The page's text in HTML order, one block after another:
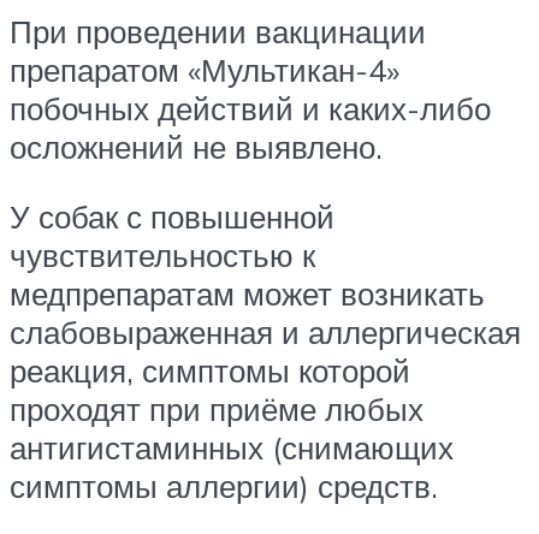
При проведении вакцинации
препаратом «Мультикан-4»
побочных действий и каких-либо
осложнений не выявлено.
У собак с повышенной
чувствительностью к
медпрепаратам может возникать
слабовыраженная и аллергическая
реакция, симптомы которой
проходят при приёме любых
антигистаминных (снимающих
симптомы аллергии) средств.